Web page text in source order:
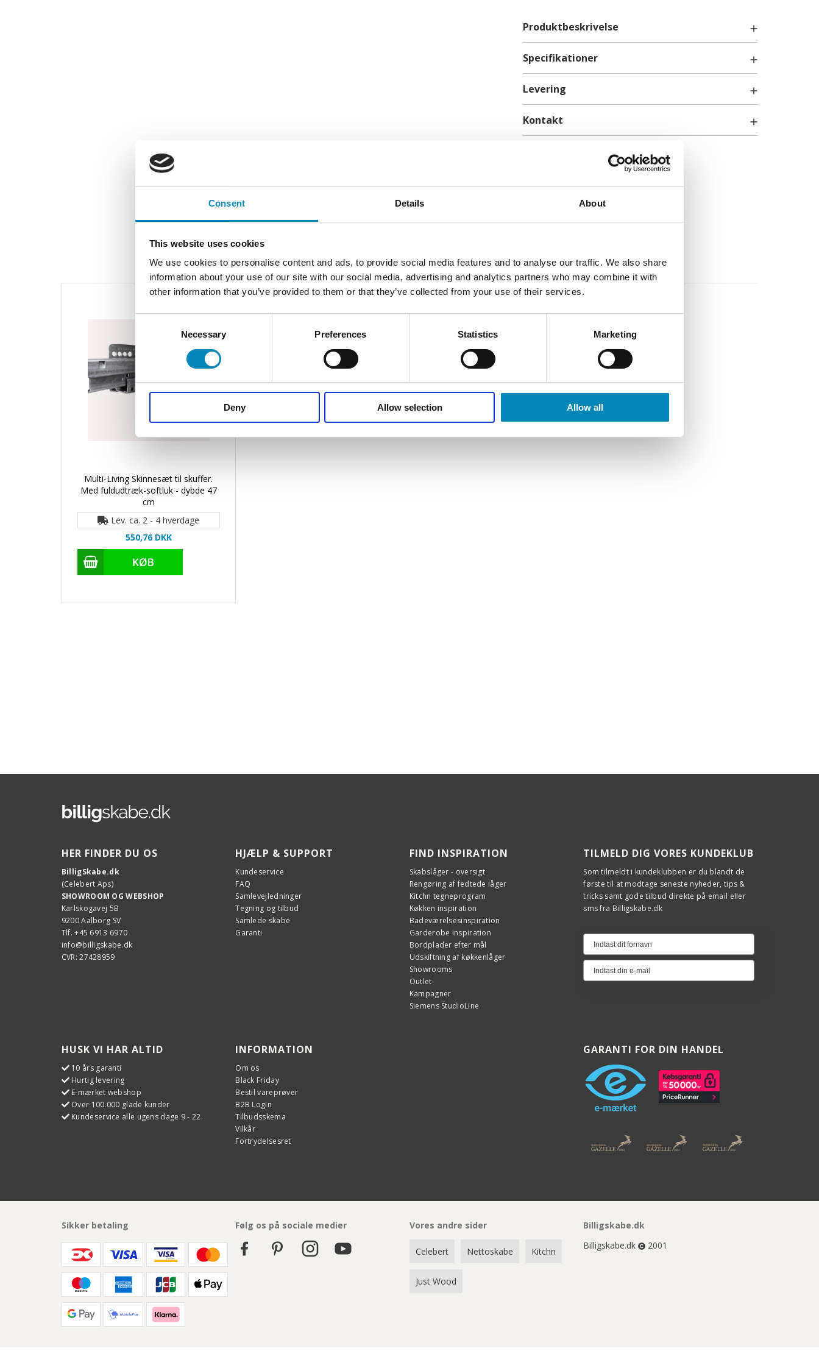
Consent Details About
This website uses cookies
We use cookies to personalise content and ads, to provide social media features and to analyse our traffic. We also share
information about your use of our site with our social media, advertising and analytics partners who may combine it with
other information that you’ve provided to them or that they’ve collected from your use of their services.
Necessary Preferences Statistics Marketing
Deny Allow selection Allow all
Produktbeskrivelse
Løs skuffe, lav dybde 40 cm. Til fuldt udtræk og
soft-luk - Bredde: 30cm
skinnesæt
Specifikationer
Levering
Kontakt
info@billigskabe.dk
Multi-Living Skinnesæt til skuffer.
Med fuldudtræk-softluk - dybde 47
cm
Lev. ca. 2 - 4 hverdage
550,76 DKK
HER FINDER DU OS
BilligSkabe.dk
(Celebert Aps)
SHOWROOM OG WEBSHOP
Karlskogavej 5B
9200 Aalborg SV
Tlf. +45 6913 6970
info@billigskabe.dk
CVR: 27428959
HJÆLP & SUPPORT
Kundeservice
FAQ
Samlevejledninger
Tegning og tilbud
Samlede skabe
Garanti
FIND INSPIRATION
Skabslåger - oversigt
Rengøring af fedtede låger
Kitchn tegneprogram
Køkken inspiration
Badeværelsesinspiration
Garderobe inspiration
Bordplader efter mål
Udskiftning af køkkenlåger
Showrooms
Outlet
Kampagner
Siemens StudioLine
TILMELD DIG VORES KUNDEKLUB
Som tilmeldt i kundeklubben er du blandt de
første til at modtage seneste nyheder, tips &
tricks samt gode tilbud direkte på email eller
sms fra Billigskabe.dk
HUSK VI HAR ALTID
10 års garanti
Hurtig levering
E-mærket webshop
Over 100.000 glade kunder
Kundeservice alle ugens dage 9 - 22.
INFORMATION
Om os
Black Friday
Bestil vareprøver
B2B Login
Tilbudsskema
Vilkår
Fortrydelsesret
GARANTI FOR DIN HANDEL
Sikker betaling Følg os på sociale medier Vores andre sider
Celebert Nettoskabe Kitchn
Just Wood
Billigskabe.dk
Billigskabe.dk
2001